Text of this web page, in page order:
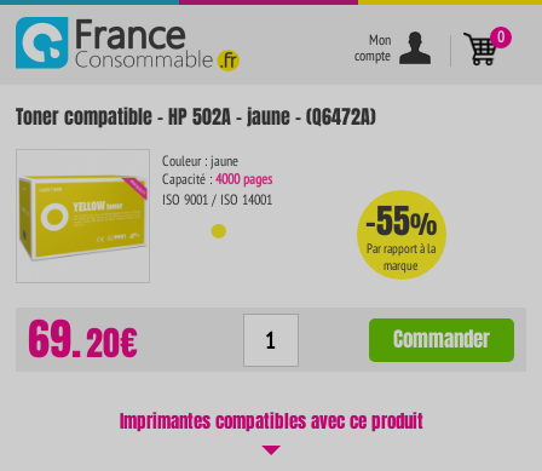
}
Mon
compte
0
Toner compatible - HP 502A - jaune - (Q6472A)
Couleur : jaune
Capacité :4000 pages
ISO 9001 / ISO 14001
-55%
Par rapport à la
marque
69.20€ Commander
Imprimantes compatibles avec ce produit